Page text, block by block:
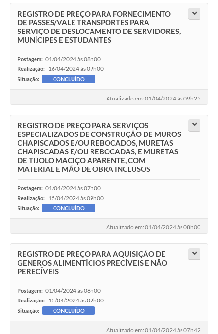
REGISTRO DE PREÇO PARA FORNECIMENTO
DE PASSES/VALE TRANSPORTES PARA
SERVIÇO DE DESLOCAMENTO DE SERVIDORES,
MUNÍCIPES E ESTUDANTES
Postagem: 01/04/2024 às 08h00
Realização: 16/04/2024 às 09h00
Situação: CONCLUÍDO
Atualizado em: 01/04/2024 às 09h25
REGISTRO DE PREÇO PARA SERVIÇOS
ESPECIALIZADOS DE CONSTRUÇÃO DE MUROS
CHAPISCADOS E/OU REBOCADOS, MURETAS
CHAPISCADAS E/OU REBOCADAS, E MURETAS
DE TIJOLO MACIÇO APARENTE, COM
MATERIAL E MÃO DE OBRA INCLUSOS
Postagem: 01/04/2024 às 07h00
Realização: 15/04/2024 às 09h00
Situação: CONCLUÍDO
Atualizado em: 01/04/2024 às 08h00
REGISTRO DE PREÇO PARA AQUISIÇÃO DE
GENEROS ALIMENTÍCIOS PRECÍVEIS E NÃO
PERECÍVEIS
Postagem: 01/04/2024 às 08h00
Realização: 15/04/2024 às 09h00
Situação: CONCLUÍDO
Atualizado em: 01/04/2024 às 07h42